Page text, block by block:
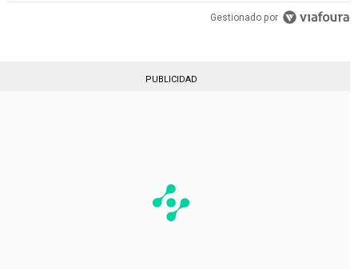
Gestionado por
PUBLICIDAD